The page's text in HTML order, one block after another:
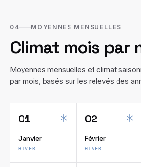
04 MOYENNES MENSUELLES
Climat mois par
Moyennes mensuelles et climat
par mois, basés sur les relevés des
01
Janvier
HIVER
02
Février
HIVER